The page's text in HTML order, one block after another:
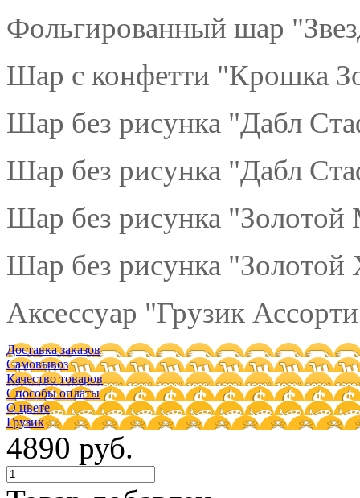
Фольгированный шар
Шар с конфетти "Крошка
Шар без рисунка "Дабл
Шар без рисунка "Дабл
Шар без рисунка "Золотой
Шар без рисунка
Аксессуар "Грузик
Доставка заказов
Самовывоз
Качество товаров
Способы оплаты
О цвете
Грузик
4890 руб.